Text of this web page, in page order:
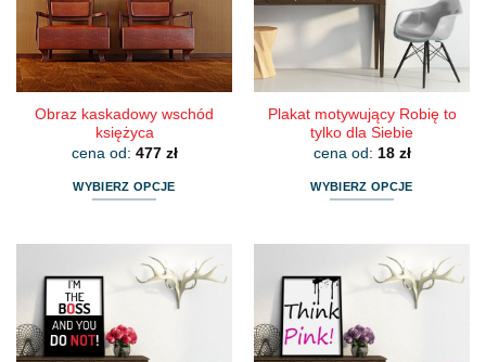
wybrać
na
stronie
produktu
wybrać
na
stronie
produktu
Obraz kaskadowy wschód
księżyca
cena od: 477 zł
WYBIERZ OPCJE
wiele
wariantów.
Opcje
można
Plakat motywujący Robię to
tylko dla Siebie
cena od: 18 zł
WYBIERZ OPCJE
wiele
wariantów.
Opcje
można